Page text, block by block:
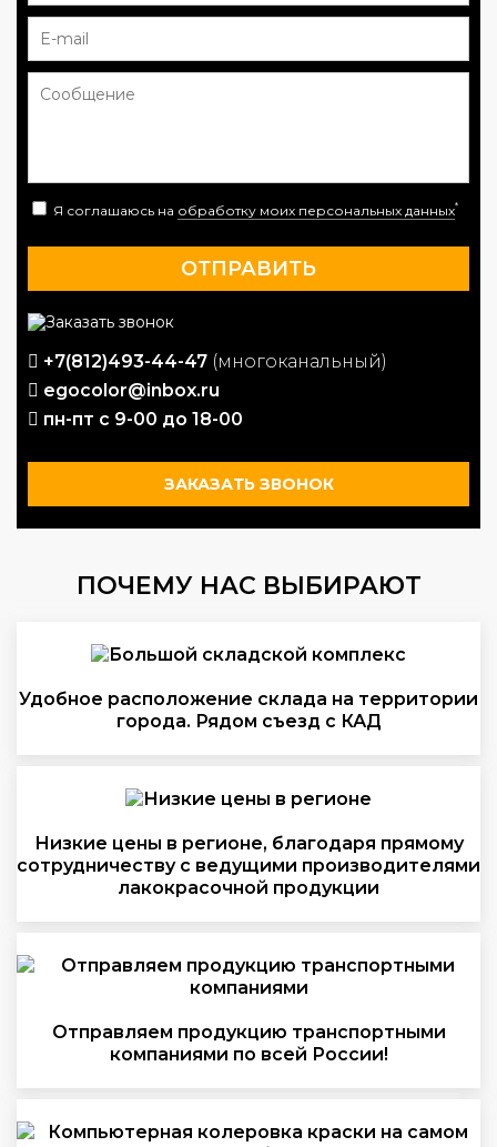
Я соглашаюсь на обработку моих персональных данных*
+7(812)493-44-47 (многоканальный)
egocolor@inbox.ru
пн-пт с 9-00 до 18-00
ЗАКАЗАТЬ ЗВОНОК
ПОЧЕМУ НАС ВЫБИРАЮТ
Удобное расположение склада на территории
города. Рядом съезд с КАД
Низкие цены в регионе, благодаря прямому
сотрудничеству с ведущими производителями
лакокрасочной продукции
Отправляем продукцию транспортными
компаниями по всей России!